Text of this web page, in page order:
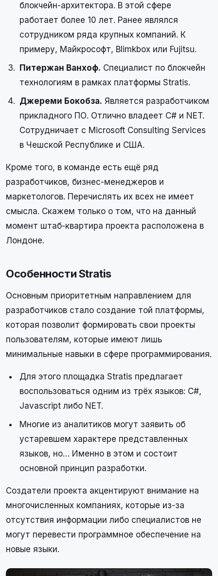
блокчейн-архитектора. В этой сфере
работает более 10 лет. Ранее являлся
сотрудником ряда крупных компаний. К
примеру, Майкрософт, Blimkbox или Fujitsu.
Питержан Ванхоф. Специалист по блокчейн
технологиям в рамках платформы Stratis.
Джереми Бокобза. Является разработчиком
прикладного ПО. Отлично владеет C# и NET.
Сотрудничает с Microsoft Consulting Services
в Чешской Республике и США.
Кроме того, в команде есть ещё ряд
разработчиков, бизнес-менеджеров и
маркетологов. Перечислять их всех не имеет
смысла. Скажем только о том, что на данный
момент штаб-квартира проекта расположена в
Лондоне.
Особенности Stratis
Основным приоритетным направлением для
разработчиков стало создание той платформы,
которая позволит формировать свои проекты
пользователям, которые имеют лишь
минимальные навыки в сфере программирования.
Для этого площадка Stratis предлагает
воспользоваться одним из трёх языков: C#,
Javascript либо NET.
Многие из аналитиков могут заявить об
устаревшем характере представленных
языков, но… Именно в этом и состоит
основной принцип разработки.
Создатели проекта акцентируют внимание на
многочисленных компаниях, которые из-за
отсутствия информации либо специалистов не
могут перевести программное обеспечение на
новые языки.